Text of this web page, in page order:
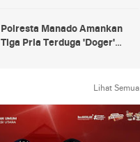
Polresta Manado Amankan
Tiga Pria Terduga 'Doger'
Lihat Semua